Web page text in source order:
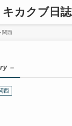
キカクブ日誌
関西
–
西